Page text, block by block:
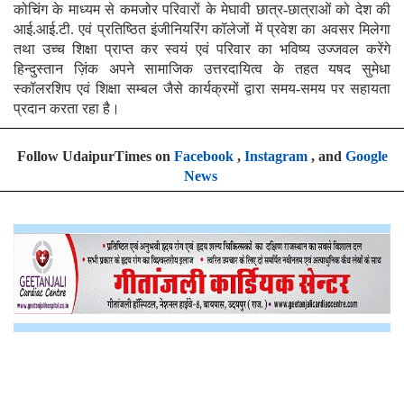
कोचिंग के माध्यम से कमजोर परिवारों के मेघावी छात्र-छात्राओं को देश की
आई.आई.टी. एवं प्रतिष्ठित इंजीनियरिंग कॉलेजों में प्रवेश का अवसर मिलेगा
तथा उच्च शिक्षा प्राप्त कर स्वयं एवं परिवार का भविष्य उज्जवल करेंगे
हिन्दुस्तान ज़िंक अपने सामाजिक उत्तरदायित्व के तहत यषद सुमेधा
स्कॉलरशिप एवं शिक्षा सम्बल जैसे कार्यक्रमों द्वारा समय-समय पर सहायता
प्रदान करता रहा है।
Follow UdaipurTimes on Facebook, Instagram, and Google
News